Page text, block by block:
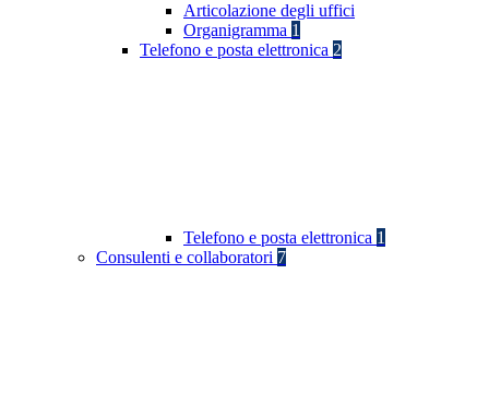
Articolazione degli uffici
Organigramma 1
Telefono e posta elettronica 2
Telefono e posta elettronica 1
Consulenti e collaboratori 7